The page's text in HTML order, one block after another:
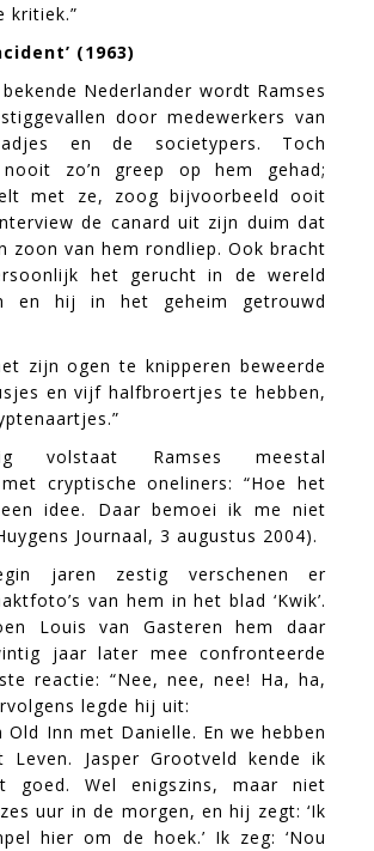
kritiek.”
(1963)
Nederlander wordt Ramses
door medewerkers van
en de societypers. Toch
zo’n greep op hem gehad;
met ze, zoog bijvoorbeeld ooit
de canard uit zijn duim dat
zoon van hem rondliep. Ook bracht
het gerucht in de wereld
en hij in het geheim getrouwd
zijn ogen te knipperen beweerde
en vijf halfbroertjes te hebben,
volstaat Ramses meestal
cryptische oneliners: “Hoe het
idee. Daar bemoei ik me niet
Journaal, 3 augustus 2004).
jaren zestig verschenen er
van hem in het blad ‘Kwik’.
Louis van Gasteren hem daar
jaar later mee confronteerde
reactie: “Nee, nee, nee! Ha, ha,
legde hij uit:
Old Inn met Danielle. En we hebben
Jasper Grootveld kende ik
goed. Wel enigszins, maar niet
uur in de morgen, en hij zegt: ‘Ik
hier om de hoek.’ Ik zeg: ‘Nou